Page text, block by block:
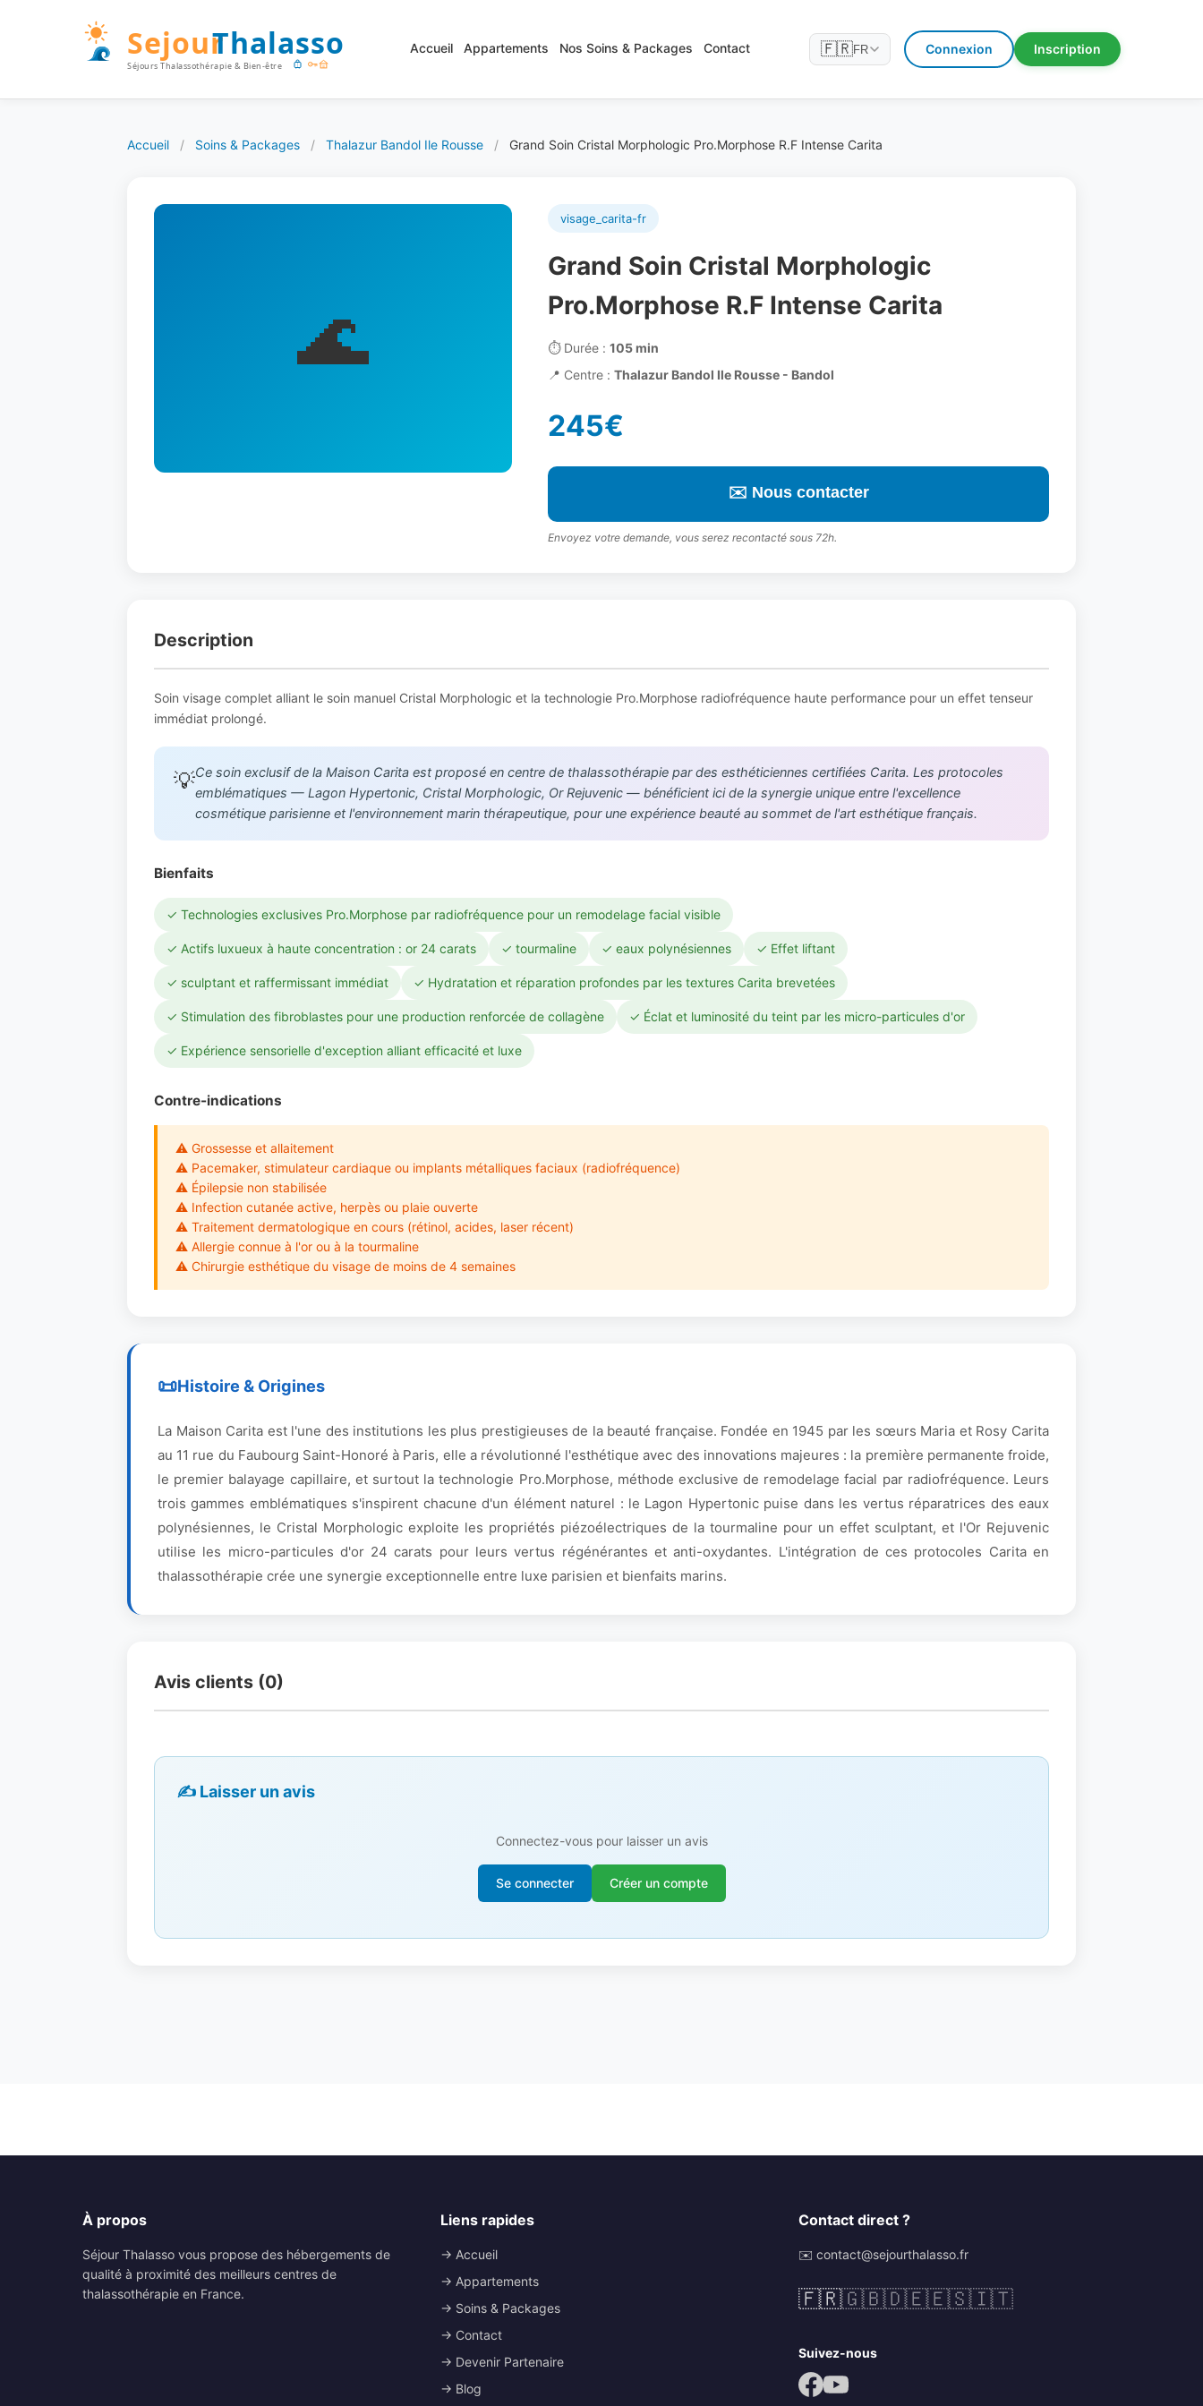
Accueil Appartements Nos Soins & Packages Contact 🇫🇷FR Connexion Inscription
Accueil / Soins & Packages / Thalazur Bandol Ile Rousse / Grand Soin Cristal Morphologic Pro.Morphose R.F Intense Carita
🌊
visage_carita-fr
Grand Soin Cristal Morphologic
Pro.Morphose R.F Intense Carita
⏱️Durée : 105 min
📍 Centre : Thalazur Bandol Ile Rousse - Bandol
245€
✉️ Nous contacter
Envoyez votre demande, vous serez recontacté sous 72h.
Description
Soin visage complet alliant le soin manuel Cristal Morphologic et la technologie Pro.Morphose radiofréquence haute performance pour un effet tenseur
immédiat prolongé.
💡Ce soin exclusif de la Maison Carita est proposé en centre de thalassothérapie par des esthéticiennes certifiées Carita. Les protocoles
emblématiques — Lagon Hypertonic, Cristal Morphologic, Or Rejuvenic — bénéficient ici de la synergie unique entre l'excellence
cosmétique parisienne et l'environnement marin thérapeutique, pour une expérience beauté au sommet de l'art esthétique français.
Bienfaits
✓ Technologies exclusives Pro.Morphose par radiofréquence pour un remodelage facial visible
✓ Actifs luxueux à haute concentration : or 24 carats ✓ tourmaline ✓ eaux polynésiennes ✓ Effet liftant
✓ sculptant et raffermissant immédiat ✓ Hydratation et réparation profondes par les textures Carita brevetées
✓ Stimulation des fibroblastes pour une production renforcée de collagène ✓ Éclat et luminosité du teint par les micro-particules d'or
✓ Expérience sensorielle d'exception alliant efficacité et luxe
Contre-indications
⚠ Grossesse et allaitement
⚠ Pacemaker, stimulateur cardiaque ou implants métalliques faciaux (radiofréquence)
⚠ Épilepsie non stabilisée
⚠ Infection cutanée active, herpès ou plaie ouverte
⚠ Traitement dermatologique en cours (rétinol, acides, laser récent)
⚠ Allergie connue à l'or ou à la tourmaline
⚠ Chirurgie esthétique du visage de moins de 4 semaines
Histoire & Origines
La Maison Carita est l'une des institutions les plus prestigieuses de la beauté française. Fondée en 1945 par les sœurs Maria et Rosy Carita
au 11 rue du Faubourg Saint-Honoré à Paris, elle a révolutionné l'esthétique avec des innovations majeures : la première permanente froide,
le premier balayage capillaire, et surtout la technologie Pro.Morphose, méthode exclusive de remodelage facial par radiofréquence. Leurs
trois gammes emblématiques s'inspirent chacune d'un élément naturel : le Lagon Hypertonic puise dans les vertus réparatrices des eaux
polynésiennes, le Cristal Morphologic exploite les propriétés piézoélectriques de la tourmaline pour un effet sculptant, et l'Or Rejuvenic
utilise les micro-particules d'or 24 carats pour leurs vertus régénérantes et anti-oxydantes. L'intégration de ces protocoles Carita en
thalassothérapie crée une synergie exceptionnelle entre luxe parisien et bienfaits marins.
Avis clients (0)
✍️ Laisser un avis
Connectez-vous pour laisser un avis
Se connecter Créer un compte
À propos
Séjour Thalasso vous propose des hébergements de
qualité à proximité des meilleurs centres de
thalassothérapie en France.
Liens rapides
→ Accueil
→ Appartements
→ Soins & Packages
→ Contact
→ Devenir Partenaire
→ Blog
Contact direct ?
✉️ contact@sejourthalasso.fr
🇫🇷🇬🇧🇩🇪🇪🇸🇮🇹
Suivez-nous